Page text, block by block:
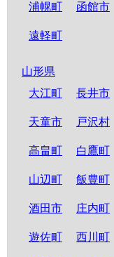
浦幌町 函館市
遠軽町
山形県
大江町
長井市
天童市 戸沢村
高畠町 白鷹町
山辺町 飯豊町
酒田市 庄内町
遊佐町 西川町